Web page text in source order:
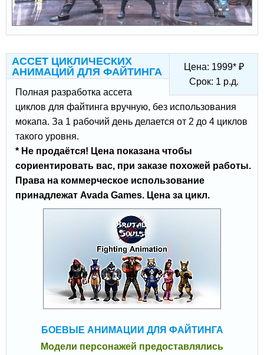
Цена: 1999* ₽
Срок: 1 р.д.
АССЕТ ЦИКЛИЧЕСКИХ
АНИМАЦИЙ ДЛЯ ФАЙТИНГА
Полная разработка ассета
циклов для файтинга вручную, без использования
мокапа. За 1 рабочий день делается от 2 до 4 циклов
такого уровня.
* Не продаётся! Цена показана чтобы
сориентировать вас, при заказе похожей работы.
Права на коммерческое использование
принадлежат Avada Games. Цена за цикл.
БОЕВЫЕ АНИМАЦИИ ДЛЯ ФАЙТИНГА
Модели персонажей предоставлялись